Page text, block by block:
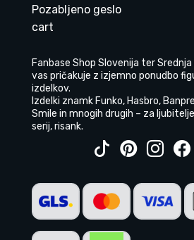
Pozabljeno geslo
cart
Fanbase Shop Slovenija ter
vas pričakuje z izjemno ponudbo
izdelkov.
Izdelki znamk Funko, Hasbro,
Smile in mnogih drugih – za
serij, risank.